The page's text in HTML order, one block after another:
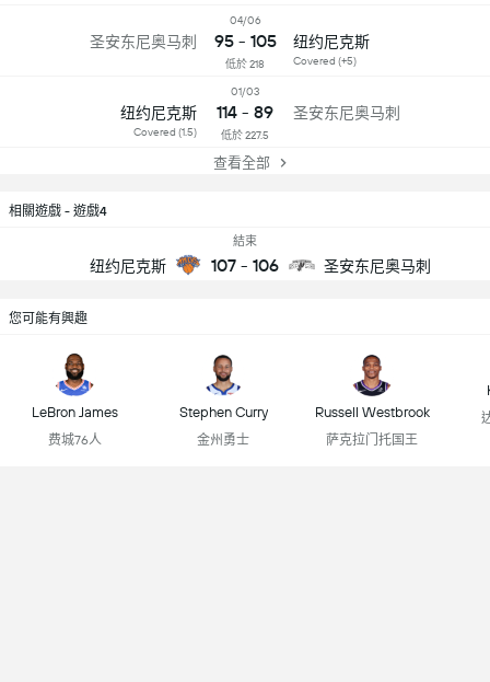
相關遊戲 - 遊戲4
纽约尼克斯
結束
107 - 106 圣安东尼奥马刺
圣安东尼奥马刺
04/06
95 - 105 纽约尼克斯
Covered (+5)
低於 218
纽约尼克斯
Covered (1.5)
01/03
114 - 89 圣安东尼奥马刺
低於 227.5
查看全部
您可能有興趣
LeBron James
费城76人
Stephen Curry
金州勇士
Russell Westbrook
萨克拉门托国王